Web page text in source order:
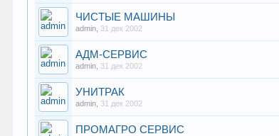
ЧИСТЫЕ МАШИНЫ
admin 31 дек 2002
АДМ-СЕРВИС
admin 31 дек 2002
УНИТРАК
admin 31 дек 2002
ПРОМАГРО СЕРВИС